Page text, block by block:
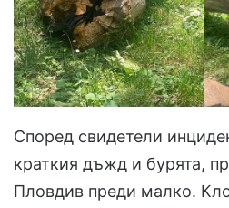
Според свидетели
краткия дъжд и бурята,
Пловдив преди малко.